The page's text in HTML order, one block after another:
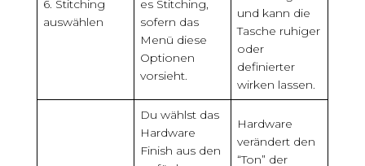
6. Stitching
auswählen
es Stitching,
sofern das
Menü diese
Optionen
vorsieht.
und kann die
Tasche ruhiger
oder
definierter
wirken lassen.
Du wählst das
Hardware
Finish aus den
Hardware
verändert den
“Ton” der